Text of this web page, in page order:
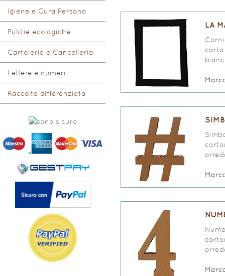
Igiene e Cura Persona
Pulizie ecologiche
Cartoleria e Cancelleria
Lettere e numeri
Raccolta differenziata
LA
carta